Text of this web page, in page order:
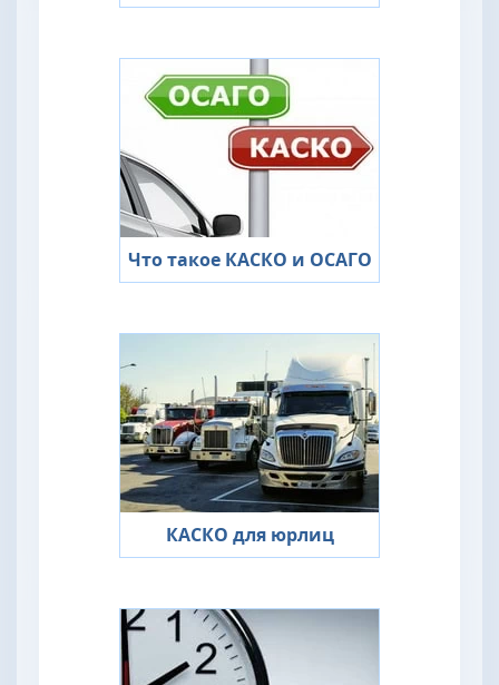
Что такое КАСКО и ОСАГО
КАСКО для юрлиц